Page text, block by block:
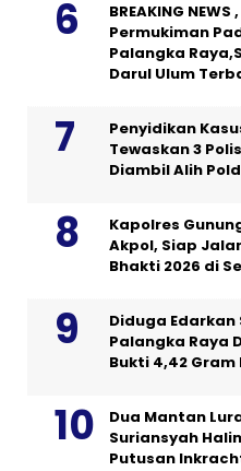
BREAKING
Permukiman
Palangka
Darul Ulum
Penyidikan
Tewaskan 3
Diambil Alih
Kapolres
Akpol, Siap
Bhakti 2026 di
Diduga Edarkan
Palangka Raya
Bukti 4,42
Dua Mantan
Suriansyah
Putusan